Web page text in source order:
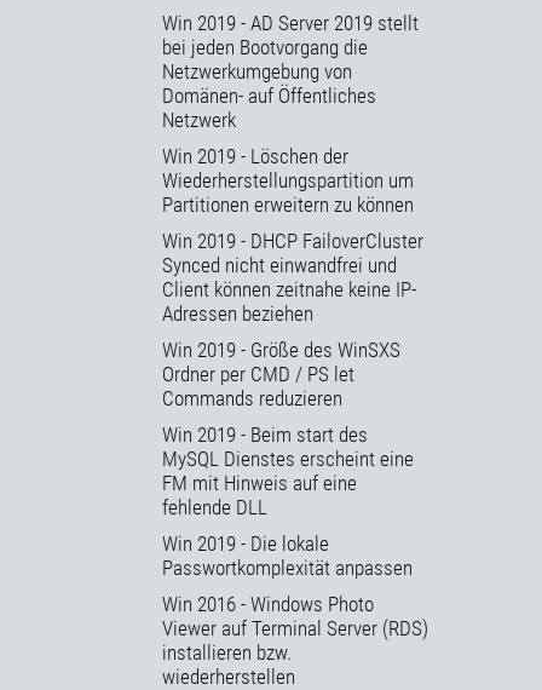
Win 2019 - AD Server 2019 stellt
bei jeden Bootvorgang die
Netzwerkumgebung von
Domänen- auf Öffentliches
Netzwerk
Win 2019 - Löschen der
Wiederherstellungspartition um
Partitionen erweitern zu können
Win 2019 - DHCP FailoverCluster
Synced nicht einwandfrei und
Client können zeitnahe keine IP-
Adressen beziehen
Win 2019 - Größe des WinSXS
Ordner per CMD / PS let
Commands reduzieren
Win 2019 - Beim start des
MySQL Dienstes erscheint eine
FM mit Hinweis auf eine
fehlende DLL
Win 2019 - Die lokale
Passwortkomplexität anpassen
Win 2016 - Windows Photo
Viewer auf Terminal Server (RDS)
installieren bzw.
wiederherstellen